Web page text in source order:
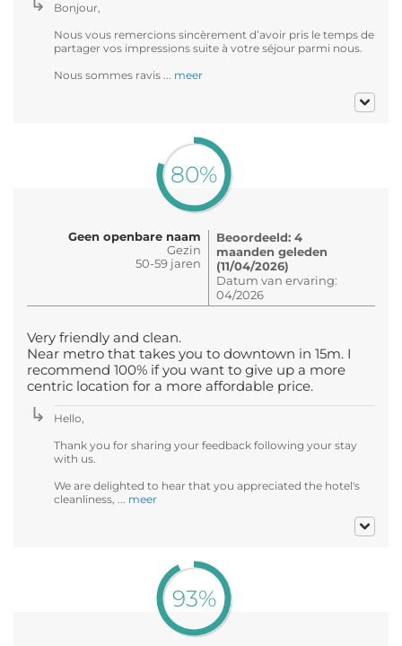
Bonjour,
Nous vous remercions sincèrement d’avoir pris le temps de
partager vos impressions suite à votre séjour parmi nous.
Nous sommes ravis ... meer
80%
Geen openbare naam
Gezin
50-59 jaren
Beoordeeld: 4
maanden geleden
(11/04/2026)
Datum van ervaring:
04/2026
Very friendly and clean.
Near metro that takes you to downtown in 15m. I
recommend 100% if you want to give up a more
centric location for a more affordable price.
Hello,
Thank you for sharing your feedback following your stay
with us.
We are delighted to hear that you appreciated the hotel's
cleanliness, ... meer
93%